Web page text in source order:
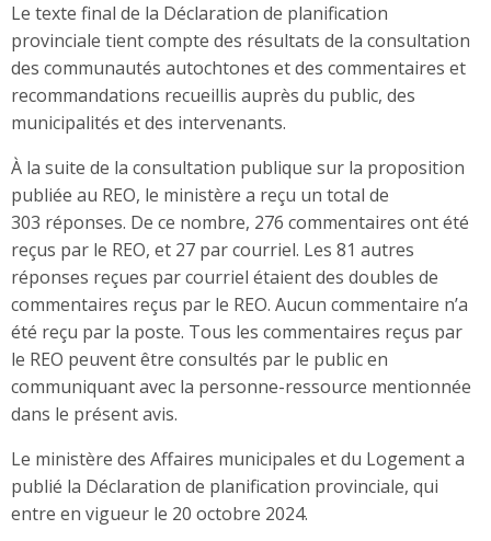
Le texte final de la Déclaration de planification
provinciale tient compte des résultats de la consultation
des communautés autochtones et des commentaires et
recommandations recueillis auprès du public, des
municipalités et des intervenants.
À la suite de la consultation publique sur la proposition
publiée au REO, le ministère a reçu un total de
303 réponses. De ce nombre, 276 commentaires ont été
reçus par le REO, et 27 par courriel. Les 81 autres
réponses reçues par courriel étaient des doubles de
commentaires reçus par le REO. Aucun commentaire n’a
été reçu par la poste. Tous les commentaires reçus par
le REO peuvent être consultés par le public en
communiquant avec la personne-ressource mentionnée
dans le présent avis.
Le ministère des Affaires municipales et du Logement a
publié la Déclaration de planification provinciale, qui
entre en vigueur le 20 octobre 2024.